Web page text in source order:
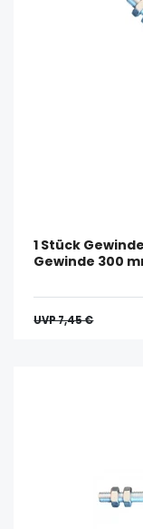
1 Stück
Gewinde 300
UVP 7,45 €